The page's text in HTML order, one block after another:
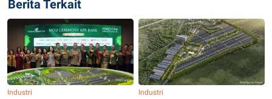
Berita Terkait
Industri Industri